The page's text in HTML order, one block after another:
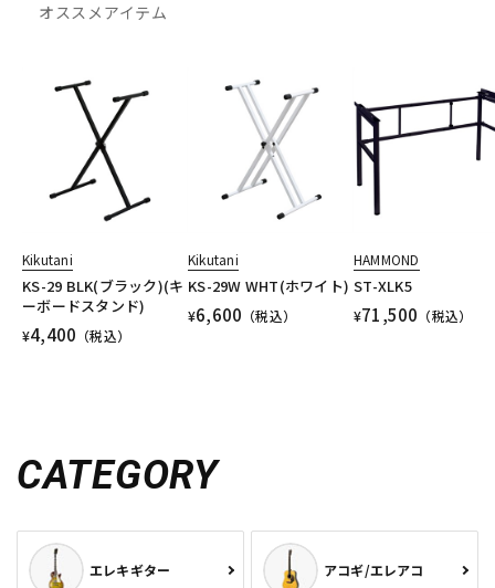
オススメアイテム
Kikutani
KS-29 BLK(ブラック)(キ
ーボードスタンド)
¥4,400 （税込）
Kikutani
KS-29W WHT(ホワイト)
¥6,600 （税込）
HAMMOND
ST-XLK5
¥71,500 （税込）
CATEGORY
エレキギター アコギ/エレアコ